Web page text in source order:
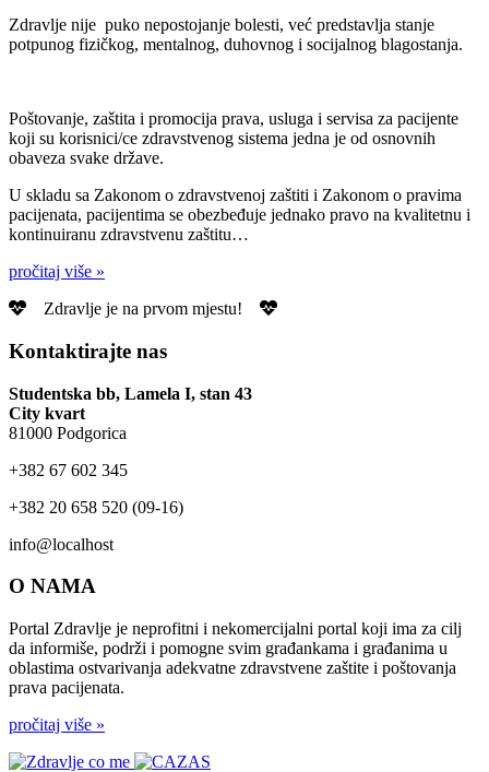
Zdravlje nije puko nepostojanje bolesti, već predstavlja stanje
potpunog fizičkog, mentalnog, duhovnog i socijalnog blagostanja.
Poštovanje, zaštita i promocija prava, usluga i servisa za pacijente
koji su korisnici/ce zdravstvenog sistema jedna je od osnovnih
obaveza svake države.
U skladu sa Zakonom o zdravstvenoj zaštiti i Zakonom o pravima
pacijenata, pacijentima se obezbeđuje jednako pravo na kvalitetnu i
kontinuiranu zdravstvenu zaštitu…
pročitaj više »
Zdravlje je na prvom mjestu!
Kontaktirajte nas
Studentska bb, Lamela I, stan 43
City kvart
81000 Podgorica
+‎382 67 602 345
+‎382 20 658 520 (09-16)
info@localhost
O NAMA
Portal Zdravlje je neprofitni i nekomercijalni portal koji ima za cilj
da informiše, podrži i pomogne svim građankama i građanima u
oblastima ostvarivanja adekvatne zdravstvene zaštite i poštovanja
prava pacijenata.
pročitaj više »